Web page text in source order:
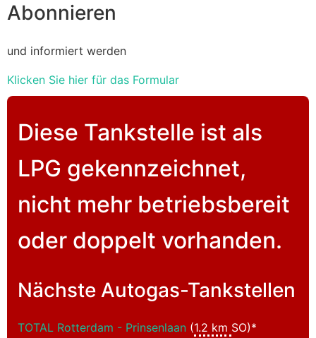
Abonnieren
und informiert werden
Klicken Sie hier für das Formular
Diese Tankstelle ist als
LPG gekennzeichnet,
nicht mehr betriebsbereit
oder doppelt vorhanden.
Nächste Autogas-Tankstellen
TOTAL Rotterdam - Prinsenlaan (1.2 km SO)*